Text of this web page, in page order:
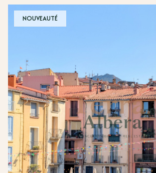
NOUVEAUTÉ